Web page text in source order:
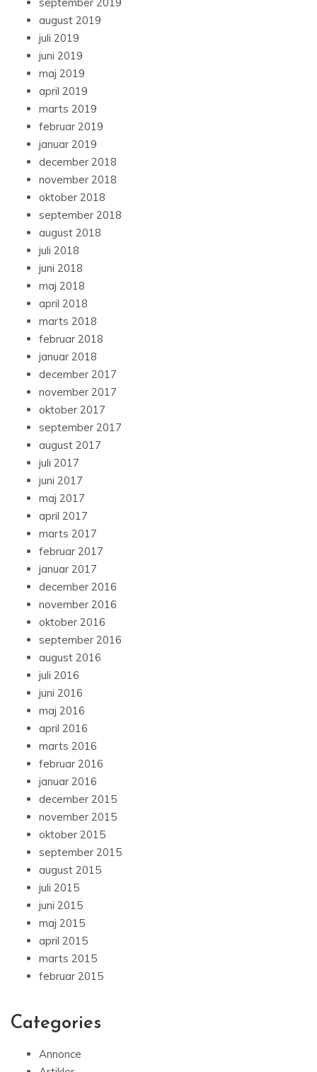
august 2019
juli 2019
juni 2019
maj 2019
april 2019
marts 2019
februar 2019
januar 2019
december 2018
november 2018
oktober 2018
september 2018
august 2018
juli 2018
juni 2018
maj 2018
april 2018
marts 2018
februar 2018
januar 2018
december 2017
november 2017
oktober 2017
september 2017
august 2017
juli 2017
juni 2017
maj 2017
april 2017
marts 2017
februar 2017
januar 2017
december 2016
november 2016
oktober 2016
september 2016
august 2016
juli 2016
juni 2016
maj 2016
april 2016
marts 2016
februar 2016
januar 2016
december 2015
november 2015
oktober 2015
september 2015
august 2015
juli 2015
juni 2015
maj 2015
april 2015
marts 2015
februar 2015
Categories
Annonce